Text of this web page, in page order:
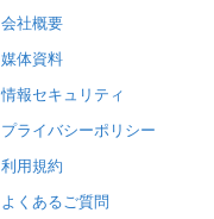
会社概要
媒体資料
情報セキュリティ
プライバシーポリシー
利用規約
よくあるご質問